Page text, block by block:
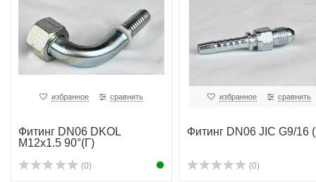
избранное сравнить
Фитинг DN06 DKOL
M12x1.5 90°(Г)
(0)
избранное сравнить
Фитинг DN06 JIC G9/16
(0)